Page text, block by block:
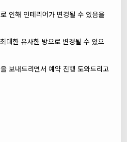
인해 인테리어가 변경될 수 있음을
대한 유사한 방으로 변경될 수 있으
보내드리면서 예약 진행 도와드리고